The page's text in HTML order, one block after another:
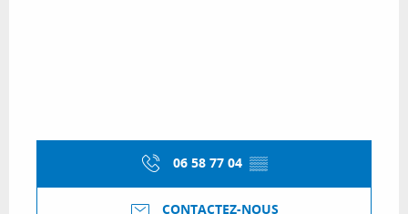
06 58 77 04 ▒▒
CONTACTEZ-NOUS